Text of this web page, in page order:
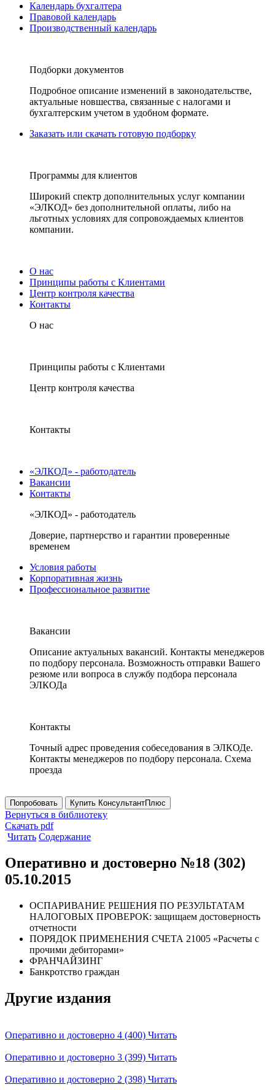
Календарь бухгалтера
Правовой календарь
Производственный календарь
Подборки документов
Подробное описание изменений в законодательстве,
актуальные новшества, связанные с налогами и
бухгалтерским учетом в удобном формате.
Заказать или скачать готовую подборку
Программы для клиентов
Широкий спектр дополнительных услуг компании
«ЭЛКОД» без дополнительной оплаты, либо на
льготных условиях для сопровождаемых клиентов
компании.
О нас
Принципы работы с Клиентами
Центр контроля качества
Контакты
О нас
Принципы работы с Клиентами
Центр контроля качества
Контакты
«ЭЛКОД» - работодатель
Вакансии
Контакты
«ЭЛКОД» - работодатель
Доверие, партнерство и гарантии проверенные
временем
Условия работы
Корпоративная жизнь
Профессиональное развитие
Вакансии
Описание актуальных вакансий. Контакты менеджеров
по подбору персонала. Возможность отправки Вашего
резюме или вопроса в службу подбора персонала
ЭЛКОДа
Контакты
Точный адрес проведения собеседования в ЭЛКОДе.
Контакты менеджеров по подбору персонала. Схема
проезда
Попробовать Купить КонсультантПлюс
Вернуться в библиотеку
Скачать pdf
Читать Содержание
Оперативно и достоверно №18 (302)
05.10.2015
ОСПАРИВАНИЕ РЕШЕНИЯ ПО РЕЗУЛЬТАТАМ
НАЛОГОВЫХ ПРОВЕРОК: защищаем достоверность
отчетности
ПОРЯДОК ПРИМЕНЕНИЯ СЧЕТА 21005 «Расчеты с
прочими дебиторами»
ФРАНЧАЙЗИНГ
Банкротство граждан
Другие издания
Оперативно и достоверно 4 (400) Читать
Оперативно и достоверно 3 (399) Читать
Оперативно и достоверно 2 (398) Читать